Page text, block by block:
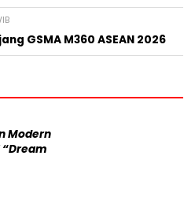
GSMA M360 ASEAN 2026
Modern